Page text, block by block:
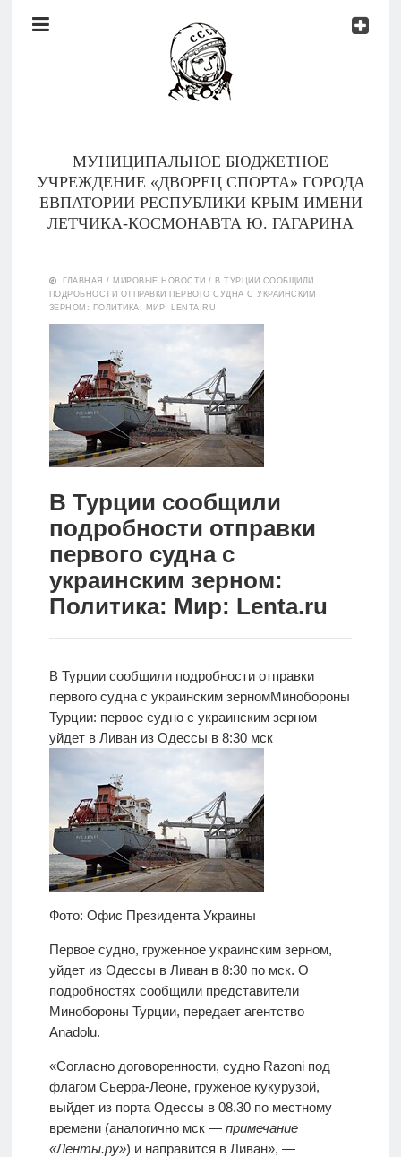
Документы
МУНИЦИПАЛЬНОЕ БЮДЖЕТНОЕ
УЧРЕЖДЕНИЕ «ДВОРЕЦ СПОРТА» ГОРОДА
ЕВПАТОРИИ РЕСПУБЛИКИ КРЫМ ИМЕНИ
ЛЕТЧИКА-КОСМОНАВТА Ю. ГАГАРИНА
Тренеры
Документы
Контакты
Новости
Родителям
О
нас
Версия для
слабовидящих
ГЛАВНАЯ / МИРОВЫЕ НОВОСТИ / В ТУРЦИИ СООБЩИЛИ
ПОДРОБНОСТИ ОТПРАВКИ ПЕРВОГО СУДНА С УКРАИНСКИМ
ЗЕРНОМ: ПОЛИТИКА: МИР: LENTA.RU
В Турции сообщили
подробности отправки
первого судна с
украинским зерном:
Политика: Мир: Lenta.ru
В Турции сообщили подробности отправки
первого судна с украинским зерномМинобороны
Турции: первое судно с украинским зерном
уйдет в Ливан из Одессы в 8:30 мск
Фото: Офис Президента Украины
Первое судно, груженное украинским зерном,
уйдет из Одессы в Ливан в 8:30 по мск. О
подробностях сообщили представители
Минобороны Турции, передает агентство
Anadolu.
«Согласно договоренности, судно Razoni под
флагом Сьерра-Леоне, груженое кукурузой,
выйдет из порта Одессы в 08.30 по местному
времени (аналогично мск — примечание
«Ленты.ру») и направится в Ливан», —